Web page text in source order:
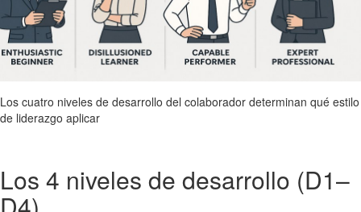
Los cuatro niveles de desarrollo del colaborador determinan qué estilo
de liderazgo aplicar
Los 4 niveles de desarrollo (D1–